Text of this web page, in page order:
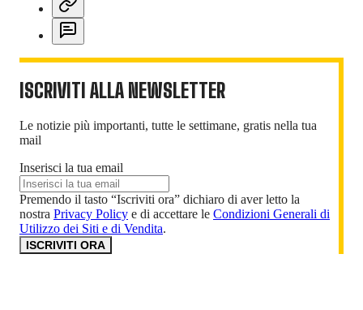
ISCRIVITI ALLA NEWSLETTER
Le notizie più importanti, tutte le settimane, gratis nella tua
mail
Inserisci la tua email
Premendo il tasto “Iscriviti ora” dichiaro di aver letto la
nostra Privacy Policy e di accettare le Condizioni Generali di
Utilizzo dei Siti e di Vendita.
ISCRIVITI ORA